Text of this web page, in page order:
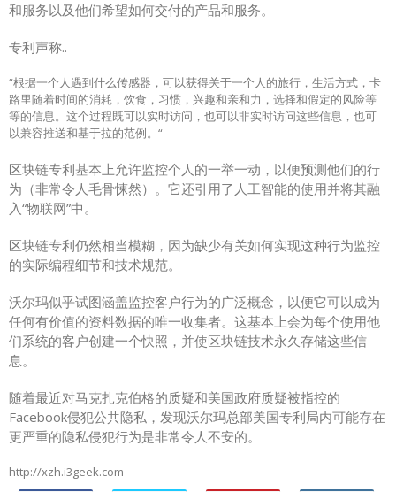
和服务以及他们希望如何交付的产品和服务。
专利声称..
“根据一个人遇到什么传感器，可以获得关于一个人的旅行，生活方式，卡
路里随着时间的消耗，饮食，习惯，兴趣和亲和力，选择和假定的风险等
等的信息。这个过程既可以实时访问，也可以非实时访问这些信息，也可
以兼容推送和基于拉的范例。“
区块链专利基本上允许监控个人的一举一动，以便预测他们的行
为（非常令人毛骨悚然）。它还引用了人工智能的使用并将其融
入“物联网”中。
区块链专利仍然相当模糊，因为缺少有关如何实现这种行为监控
的实际编程细节和技术规范。
沃尔玛似乎试图涵盖监控客户行为的广泛概念，以便它可以成为
任何有价值的资料数据的唯一收集者。这基本上会为每个使用他
们系统的客户创建一个快照，并使区块链技术永久存储这些信
息。
随着最近对马克扎克伯格的质疑和美国政府质疑被指控的
Facebook侵犯公共隐私，发现沃尔玛总部美国专利局内可能存在
更严重的隐私侵犯行为是非常令人不安的。
http://xzh.i3geek.com